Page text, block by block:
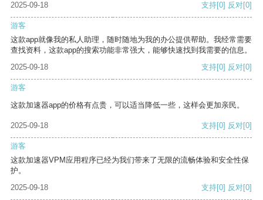
2025-09-18 支持[0] 反对[0]
游客
这款app就像我的私人助理，随时随地为我的办公提供帮助。我经常需要
查找资料，这款app的搜索功能非常强大，能够快速找到我需要的信息。
2025-09-18
支持[0] 反对[0]
游客
这款加速器app的价格有点贵，可以适当降低一些，这样会更加亲民。
2025-09-18 支持[0] 反对[0]
游客
这款加速器VPM应用程序已经为我们带来了无限的流畅体验和安全性保
护。
2025-09-18
支持[0] 反对[0]